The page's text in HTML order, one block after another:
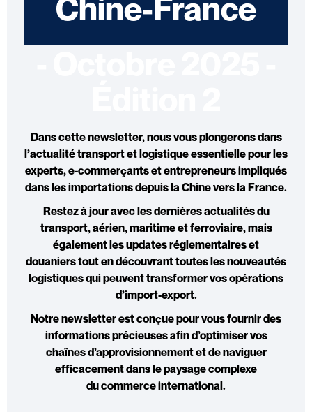
Chine-France
Dans cette newsletter, nous vous plongerons dans
l’actualité transport et logistiqueessentielle pour les
experts, e-commerçants et entrepreneurs impliqués
dans les importations depuis la Chine vers la France.
Restez à jour avec les dernièresactualités du
transport, aérien,maritime et ferroviaire,mais
égalementles updates réglementaires et
douanierstout en découvrant toutes lesnouveautés
logistiquesqui peuvent transformer vos opérations
d’import-export.
Notre newsletter est conçue pour vous fournir des
informations précieuses afin d’optimiser vos
chaînes d’approvisionnement et de naviguer
efficacement dans le paysage complexe
ducommerce international.